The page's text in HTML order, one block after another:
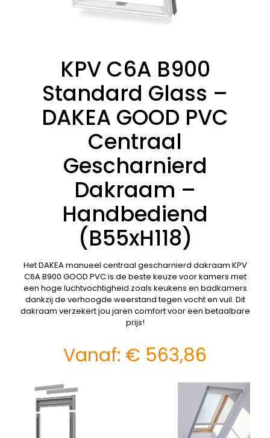
KPV C6A B900
Standard Glass –
DAKEA GOOD PVC
Centraal
Gescharnierd
Dakraam –
Handbediend
(B55xH118)
Het DAKEA manueel centraal gescharnierd dakraam KPV
C6A B900 GOOD PVC is de beste keuze voor kamers met
een hoge luchtvochtigheid zoals keukens en badkamers
dankzij de verhoogde weerstand tegen vocht en vuil. Dit
dakraam verzekert jou jaren comfort voor een betaalbare
prijs!
Vanaf: € 563,86